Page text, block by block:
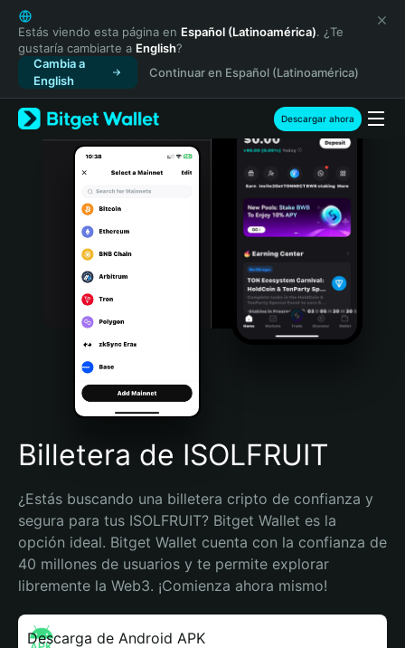
English
日本語
Tiếng Việt
Русский
Español (Latinoamérica)
Türkçe
Italiano
Português (Portugal)
Bahasa Indonesia
Português (Brasil)
Español (Argentina)
Estás viendo esta página en Español (Latinoamérica). ¿Te
gustaría cambiarte a English?
Cambia a
English
Continuar en Español (Latinoamérica)
Descargar ahora
Billetera de ISOLFRUIT
¿Estás buscando una billetera cripto de confianza y
segura para tus ISOLFRUIT? Bitget Wallet es la
opción ideal. Bitget Wallet cuenta con la confianza de
40 millones de usuarios y te permite explorar
libremente la Web3. ¡Comienza ahora mismo!
Descarga de Android APK